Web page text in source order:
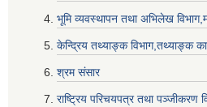
भूमि व्यवस्थापन तथा अभिलेख
केन्द्रिय तथ्याङ्क विभाग,तथ्याङ्क
श्रम संसार
राष्ट्रिय परिचयपत्र तथा पञ्जीकरण